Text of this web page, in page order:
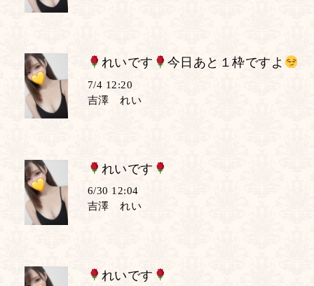
れいです 今日あと１枠ですよ
7/4 12:20
吉澤 れい
れいです
6/30 12:04
吉澤 れい
れいです